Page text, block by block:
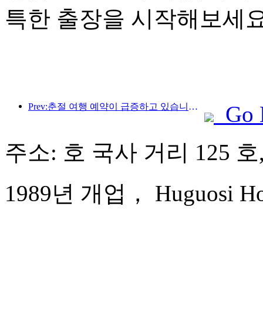
특한 출장을 시작해보세
Prev:춘절 여행 예약이 급증하고 있습니다! 230만개 호텔업체, 좋은 출발 가능
Go
주소: 호 국사 거리 125
1989년 개업， Huguosi